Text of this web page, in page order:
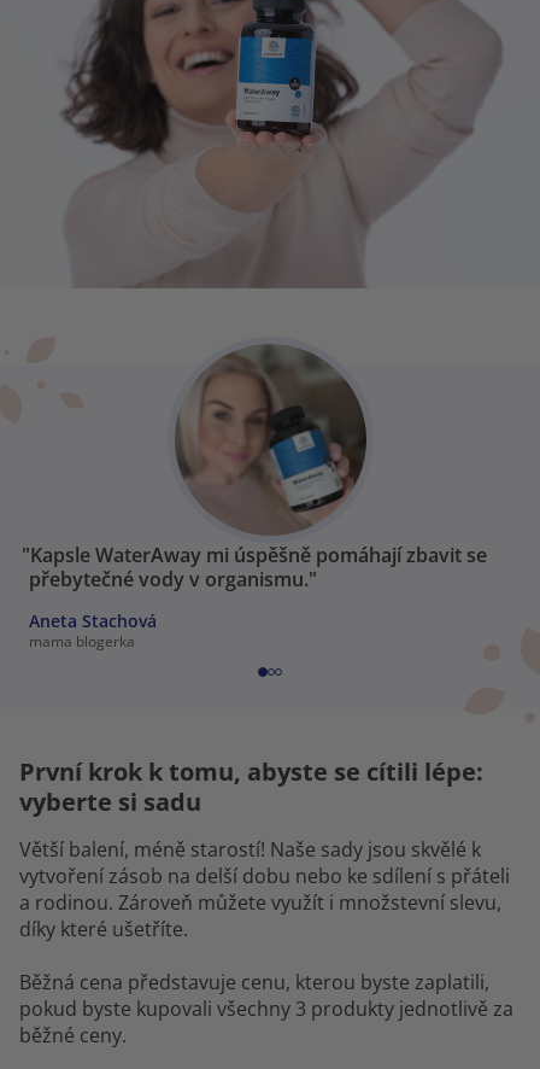
"Kapsle WaterAway mi úspěšně pomáhají zbavit se
přebytečné vody v organismu."
Aneta Stachová
mama blogerka
První krok k tomu, abyste se cítili lépe:
vyberte si sadu
Větší balení, méně starostí! Naše sady jsou skvělé k
vytvoření zásob na delší dobu nebo ke sdílení s přáteli
a rodinou. Zároveň můžete využít i množstevní slevu,
díky které ušetříte.
Běžná cena představuje cenu, kterou byste zaplatili,
pokud byste kupovali všechny 3 produkty jednotlivě za
běžné ceny.